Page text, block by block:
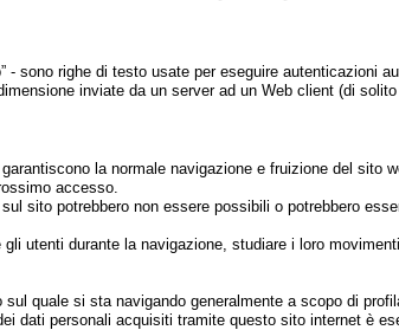
- sono righe di testo usate per eseguire
inviate da un server ad un Web client (di
la normale navigazione e fruizione del
accesso.
sito potrebbero non essere possibili o potrebbero
utenti durante la navigazione, studiare i loro
quale si sta navigando generalmente a scopo di
dati personali acquisiti tramite questo sito internet è